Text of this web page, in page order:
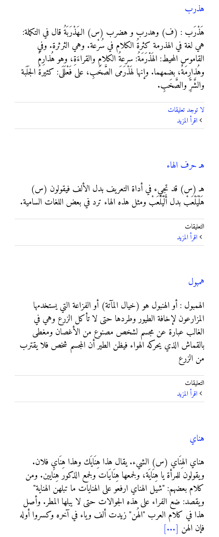
هذرب
هَذْرَب : (ف) وهدرب و هضرب (س) الـهَذْرَبَةُ قال في التكملة:
هي لغة في الهذرمة كثرةُ الكلام في سُرْعة. وهي الثرثرة. وفي
القاموس المحيط: الهَذْرَمَةُ: سرعةُ الكلامِ والقراءَةِ، وهو هُذارِمٌ
وهُذارِمَةٌ، بضمهما. وإنها لهَذْرَمَى الصَّخَبِ، على فَعْلَلَى: كثيرةُ الجَلَبة
والشَّرِّ والصَّخَبِ.
لا توجد تعليقات
هـ حرف الهاء
هـ (س) قد تجيء في أداة التعريف بدل الألف فيقولون (س)
هَلْيَلْعَبْ بدل أَلْيَلْعَبْ ومثل هذه الهاء ترد في بعض اللغات السامية.
التعليقات
هـ
حرف
همبول
الهمبول : أو الهنبول هو (خيال المآتة) أو الفزاعة التي يستخدمها
المزارعون لإخافة الطيور وطردها حتى لا تأكل الزرع وهي في
الغالب عبارة عن مجسم لشخص مصنوع من الأغصان ومغطى
بالقماش الذي يحركه الهواء فيظن الطير أن المجسم شخص فلا يقترب
من الزرع
التعليقات
همبول
مغلقة
هناي
هناي الهِنَاي (س) الشيء. يقال هذا هِنَايَك وهذا هِنَاي فلان.
ويقولون للمرأة يا هِنَايَة، ولجمعها هِنَايَات ولجمع الذكور هِنَايين. ومن
كلام بعضهم: "شيل الهناي ارفعو على الهنايات ما تبلهن الهناية"
ويقصد: ضع الفراء على هذه الجوالات حتى لا يبلها المطر. وأصل
هذا في كلام العرب "الهُن" زيدت ألف وياء في آخره وكسروا أوله
فإن الهن [...]